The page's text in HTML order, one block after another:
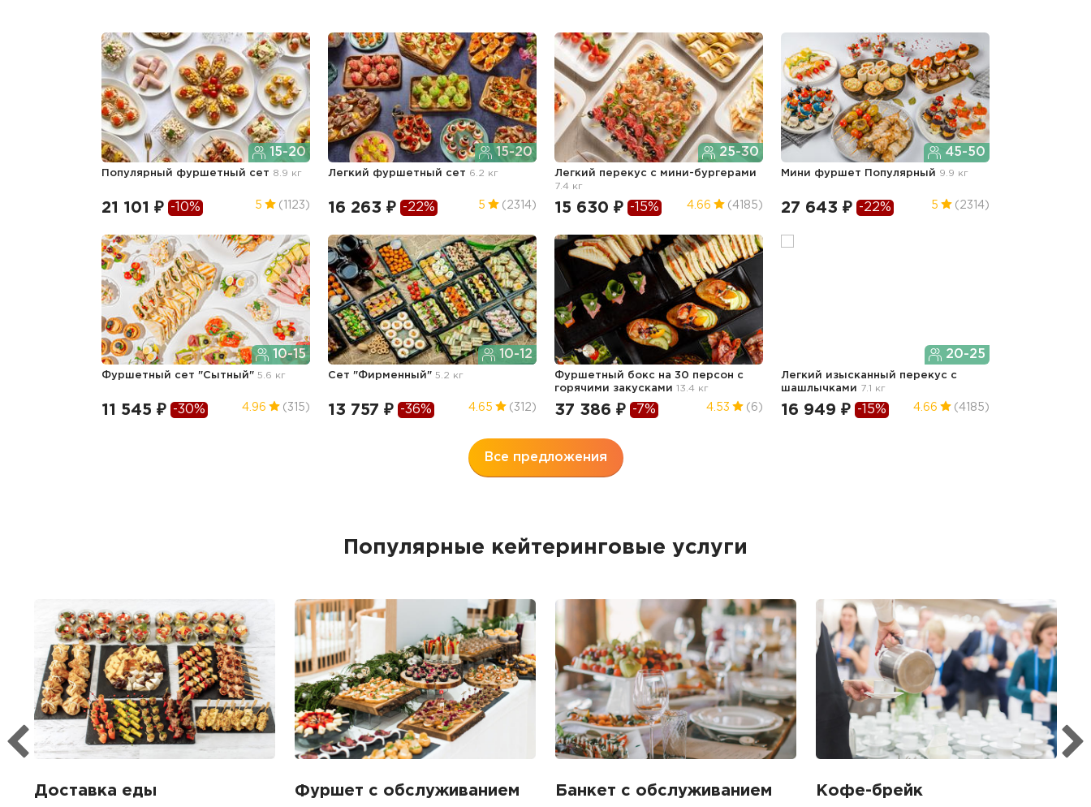
15-20
Популярный фуршетный сет 8.9 кг
21 101 ₽ -10% 5 (1123)
15-20
Легкий фуршетный сет 6.2 кг
16 263 ₽ -22% 5 (2314)
25-30
Легкий перекус c мини-бургерами
7.4 кг
15 630 ₽ -15% 4.66 (4185)
45-50
Мини фуршет Популярный 9.9 кг
27 643 ₽ -22% 5 (2314)
10-15
Фуршетный сет "Сытный"5.6 кг
11 545 ₽ -30% 4.96 (315)
10-12
Сет "Фирменный"5.2 кг
13 757 ₽ -36% 4.65 (312)
Фуршетный бокс на 30 персон с
горячими закусками
13.4 кг
37 386 ₽ -7% 4.53 (6)
20-25
Легкий изысканный перекус с
шашлычками
7.1 кг
16 949 ₽ -15% 4.66 (4185)
Все предложения
Популярные кейтеринговые услуги
Доставка еды Фуршет с обслуживанием Банкет с обслуживанием Кофе-брейк